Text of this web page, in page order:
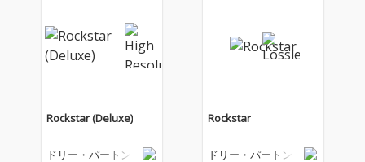
Rockstar (Deluxe)
ドリー・パートン
Rockstar
ドリー・パートン